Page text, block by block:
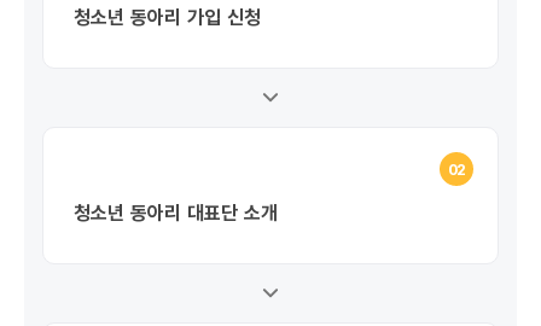
청소년 동아리 가입 신청
02
청소년 동아리 대표단 소개